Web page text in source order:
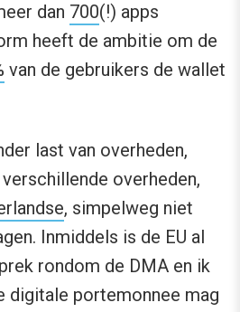
dan 700(!) apps
heeft de ambitie om de
van de gebruikers de wallet
last van overheden,
overheden,
, simpelweg niet
Inmiddels is de EU al
rondom de DMA en ik
digitale portemonnee mag